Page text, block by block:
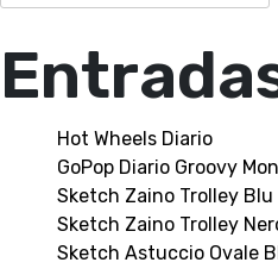
Hot Wheels Diario
GoPop Diario Groovy
Sketch Zaino Trolley Blu
Sketch Zaino Trolley
Sketch Astuccio Ovale